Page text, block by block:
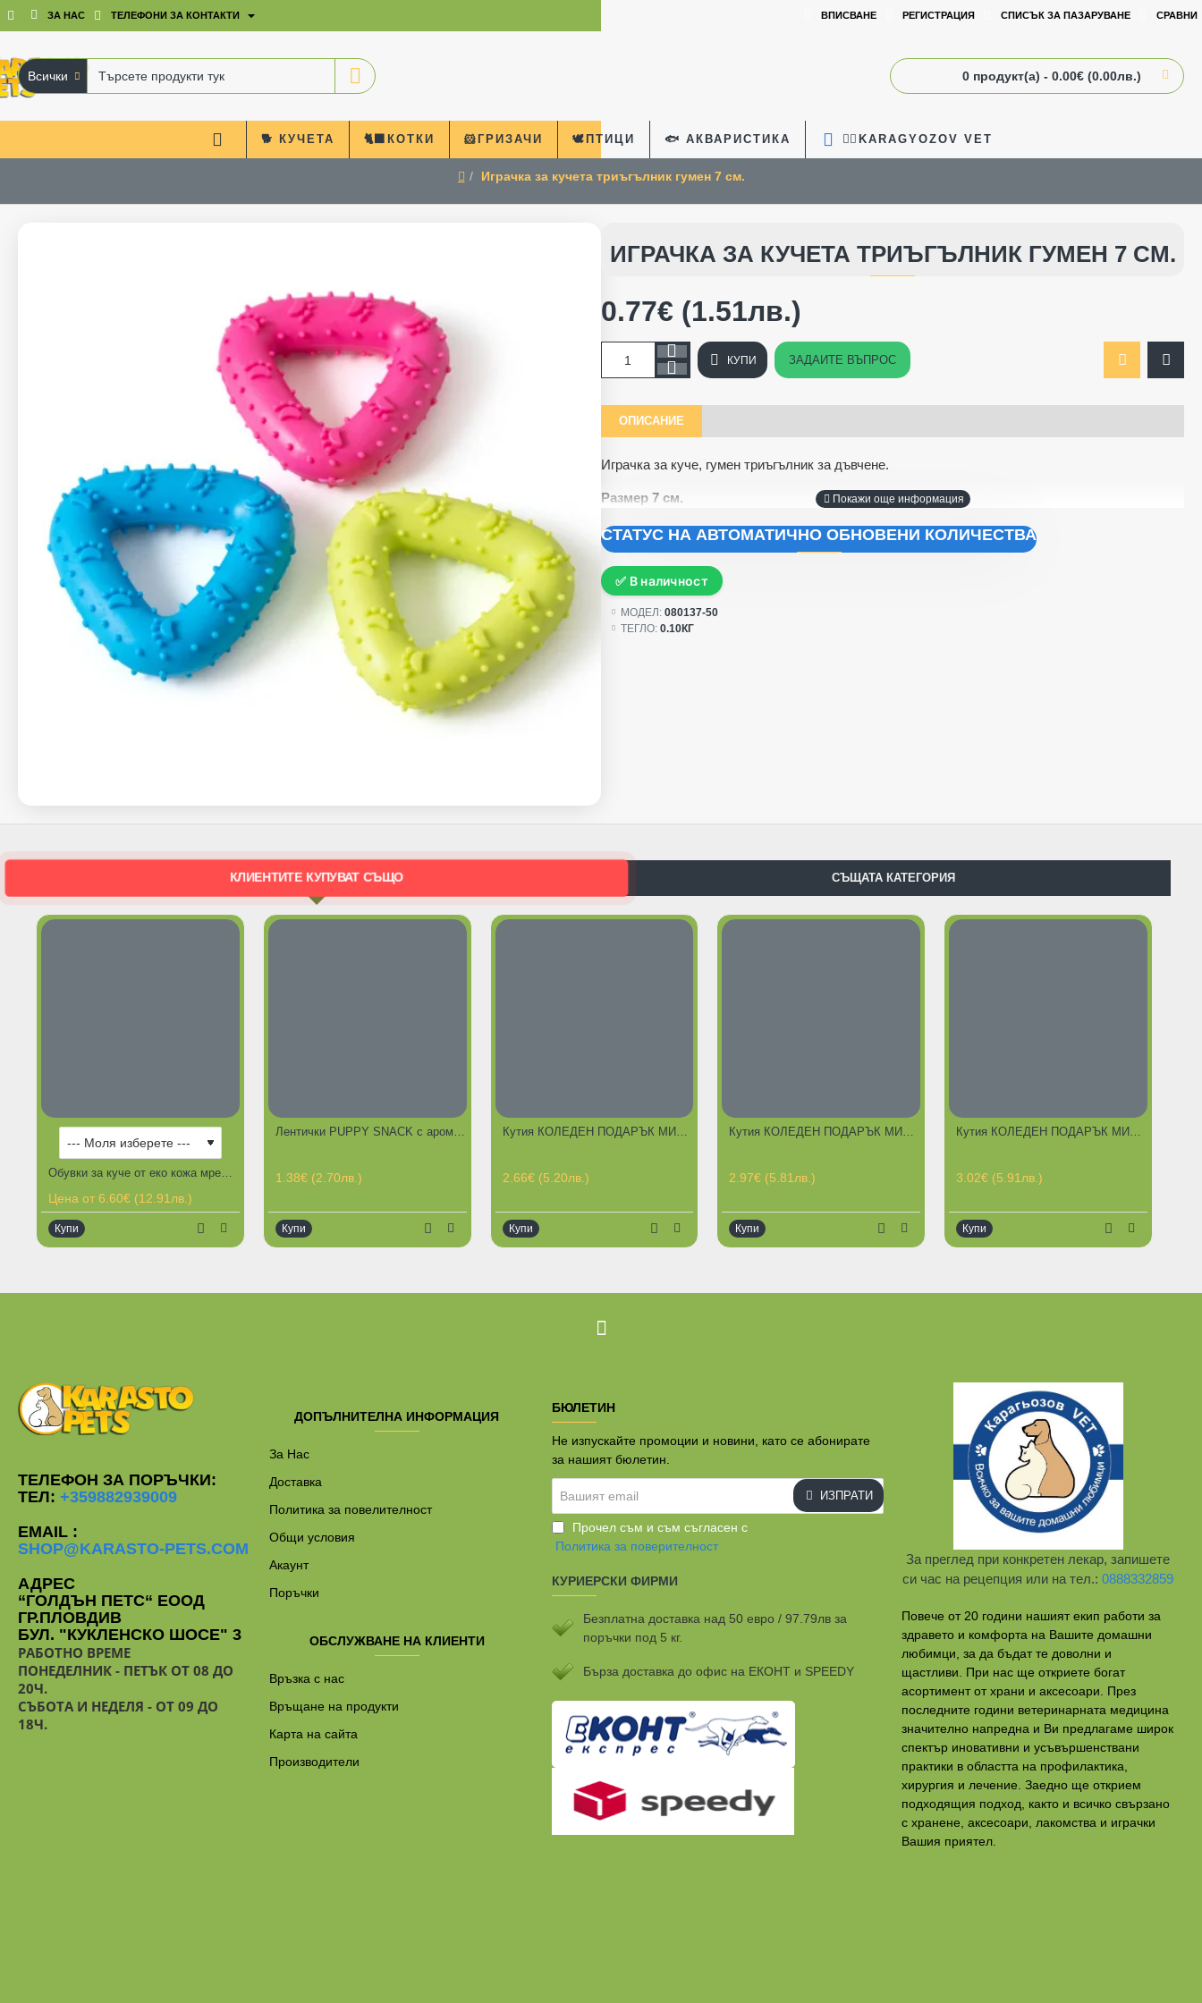
ЗА НАС ТЕЛЕФОНИ ЗА КОНТАКТИ ВПИСВАНЕ РЕГИСТРАЦИЯ СПИСЪК ЗА ПАЗАРУВАНЕ СРАВНИ
Всички
Търсете
продукти
тук
0 продукт(а) - 0.00€ (0.00лв.)
🐕 КУЧЕТА 🐈‍⬛КОТКИ 🐹ГРИЗАЧИ 🕊️ПТИЦИ 🐟 АКВАРИСТИКА 🧑‍⚕️KARAGYOZOV VET
Играчка за кучета триъгълник гумен 7 см.
ИГРАЧКА ЗА КУЧЕТА ТРИЪГЪЛНИК ГУМЕН 7 СМ.
ОПИСАНИЕ
Играчка за куче, гумен триъгълник за дъвчене.
Размер 7 см.
СТАТУС НА АВТОМАТИЧНО ОБНОВЕНИ КОЛИЧЕСТВА
✅ В наличност
МОДЕЛ: 080137-50
ТЕГЛО: 0.10КГ
0.77€ (1.51лв.)
КУПИ ЗАДАЙТЕ ВЪПРОС
КЛИЕНТИТЕ КУПУВАТ СЪЩО СЪЩАТА КАТЕГОРИЯ
Цена от 6.60€ (12.91лв.)
Купи
1.38€ (2.70лв.)
Купи
Кутия КОЛЕДЕН ПОДАРЪК МИКС 1 за КОТКИ
2.66€ (5.20лв.)
Купи
2.97€ (5.81лв.)
Купи
3.02€ (5.91лв.)
Купи
ТЕЛЕФОН ЗА ПОРЪЧКИ:
ТЕЛ: +359882939009
EMAIL :
SHOP@KARASTO-PETS.COM
АДРЕС
“ГОЛДЪН ПЕТС“ ЕООД
ГР.ПЛОВДИВ
БУЛ. "КУКЛЕНСКО ШОСЕ" 3
РАБОТНО ВРЕМЕ
ПОНЕДЕЛНИК - ПЕТЪК ОТ 08 ДО
20Ч.
СЪБОТА И НЕДЕЛЯ - ОТ 09 ДО
18Ч.
ДОПЪЛНИТЕЛНА ИНФОРМАЦИЯ
За Нас
Доставка
Политика за повелителност
Общи условия
Акаунт
Поръчки
ОБСЛУЖВАНЕ НА КЛИЕНТИ
Връзка с нас
Връщане на продукти
Карта на сайта
Производители
БЮЛЕТИН
Не изпускайте промоции и новини, като се абонирате
за нашият бюлетин.
email
ИЗПРАТИ
Прочел съм и съм съгласен с
Политика за поверителност
КУРИЕРСКИ ФИРМИ
Безплатна доставка над 50 евро / 97.79лв за
поръчки под 5 кг.
Бързa доставка до офис на ЕКОНТ и SPEEDY
За преглед при конкретен лекар, запишете
си час на рецепция или на тел.:0888332859
Повече от 20 години нашият екип работи за
здравето и комфорта на Вашите домашни
любимци, за да бъдат те доволни и
щастливи. При нас ще откриете богат
асортимент от храни и аксесоари. През
последните години ветеринарната медицина
значително напредна и Ви предлагаме широк
спектър иновативни и усъвършенствани
практики в областта на профилактикa,
хирургия и лечение. Заедно ще открием
подходящия подход, както и всичко свързано
с хранене, аксесоари, лакомства и играчки
Вашия приятел.